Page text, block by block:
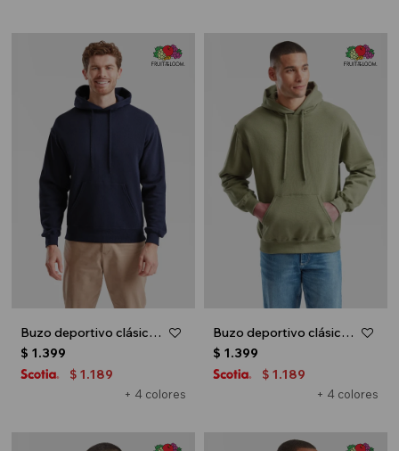
Buzo deportivo clásico con capucha - Azul marino
+ 4 colores
$ 1.399
$ 1.189
Buzo deportivo clásico con capucha - Verde oliva
+ 4 colores
$ 1.399
$ 1.189